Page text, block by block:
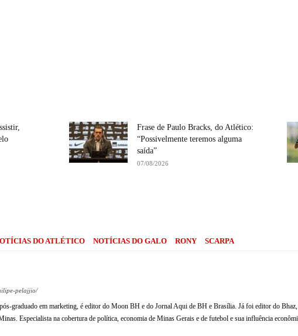
Frase de Paulo Bracks, do Atlético:
“Possivelmente teremos alguma
saída”
07/08/2026
DO ATLÉTICO NOTÍCIAS DO GALO RONY SCARPA
pelajjio/
graduado em marketing, é editor do Moon BH e do Jornal Aqui de BH e Brasília. Já foi editor do
Especialista na cobertura de política, economia de Minas Gerais e de futebol e sua influência